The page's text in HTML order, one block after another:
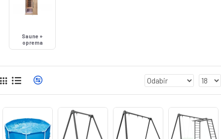
Saune +
oprema